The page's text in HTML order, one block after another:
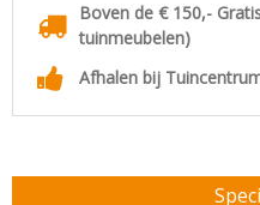
Boven de € 150,-
tuinmeubelen)
Afhalen bij